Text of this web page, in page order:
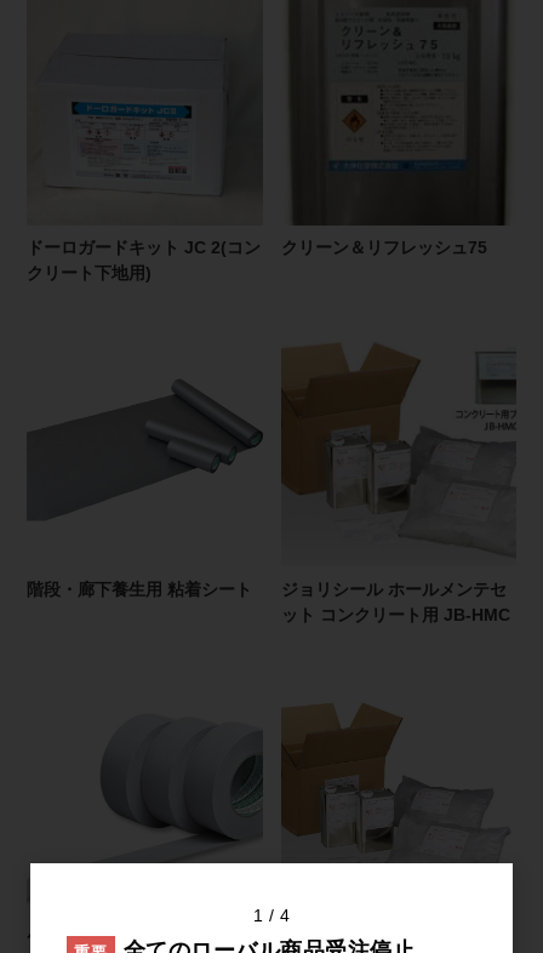
ドーロガードキット JC 2(コン
クリート下地用)
クリーン＆リフレッシュ75
階段・廊下養生用 粘着シート
ジョリシール ホールメンテセ
ット コンクリート用 JB-HMC
ルパングレー
1
4